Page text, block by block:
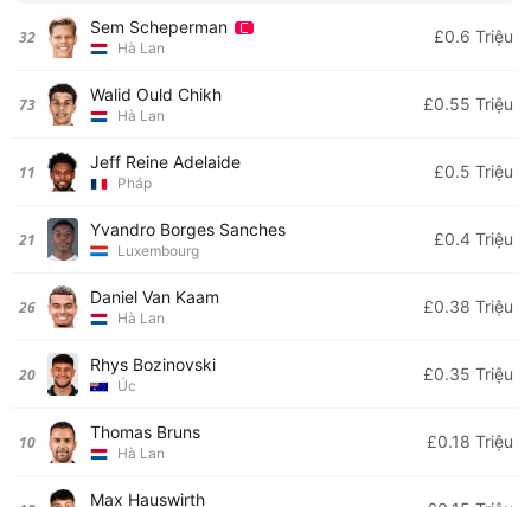
32 Sem Scheperman
Hà Lan
£0.6 Triệu
73 Walid Ould Chikh
Hà Lan
£0.55 Triệu
11 Jeff Reine Adelaide
Pháp
£0.5 Triệu
21 Yvandro Borges Sanches
Luxembourg
£0.4 Triệu
26 Daniel Van Kaam
Hà Lan
£0.38 Triệu
20 Rhys Bozinovski
Úc
£0.35 Triệu
10 Thomas Bruns
Hà Lan
£0.18 Triệu
Max Hauswirth